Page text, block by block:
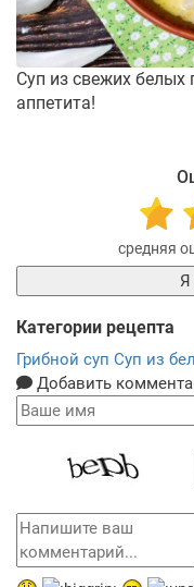
Суп из свежих белых
аппетита!
Категории рецепта
Грибной суп Суп из
Добавить